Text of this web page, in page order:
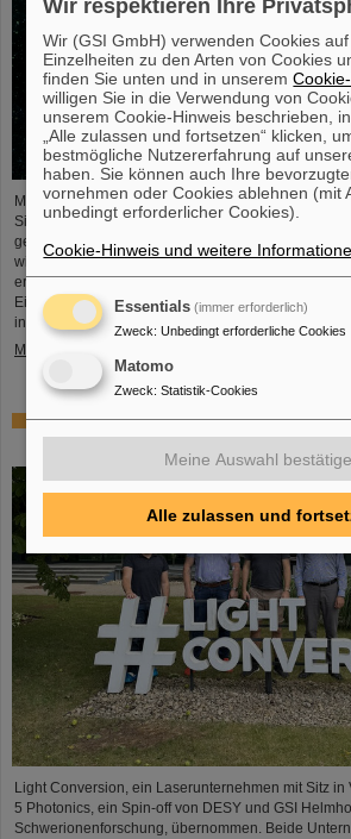
Mit einem neuartigen, auf maschinellem Lernen
Simulationsmodell ist es einem internationalen
gelungen, sich dem Verständnis der
wie beispielsweise
ersten Mal kam Deep Learning mithilfe eines
Einsatz, um die Energiefreisetzung während der
in hydrodynamischen Simulationen zu modellieren.
Mehr »
Spin-off „Class 5 Photonics“ von
übernommen
Light Conversion, ein Laserunternehmen mit Sitz
5 Photonics, ein Spin-off von DESY und GSI
Schwerionenforschung, übernommen. Beide
Wir respektieren Ihre
Wir (GSI GmbH) verwenden Cookies auf
Einzelheiten zu den Arten von Cookies
finden Sie unten und in unserem
willigen Sie in die Verwendung von
unserem Cookie-Hinweis beschrieben,
„Alle zulassen und fortsetzen“ klicken,
bestmögliche Nutzererfahrung auf
haben. Sie können auch Ihre
vornehmen oder Cookies ablehnen (mit
unbedingt erforderlicher Cookies).
Cookie-Hinweis und weitere
Essentials (immer erforderlich)
Zweck: Unbedingt erforderliche Cookies
Matomo
Zweck: Statistik-Cookies
Meine Auswahl
Alle zulassen und